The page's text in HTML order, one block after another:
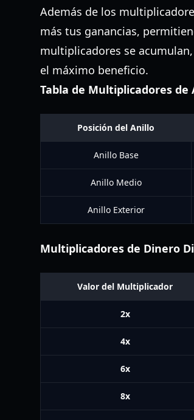
Además de los
más tus ganancias,
multiplicadores se
el máximo beneficio.
Tabla de Multiplicadores de
Posición del Anillo
Anillo Base
Anillo Medio
Anillo Exterior
Multiplicadores de Dinero
Valor del Multiplicador
2x
4x
6x
8x